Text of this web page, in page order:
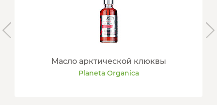
Масло арктической клюквы
Planeta Organica